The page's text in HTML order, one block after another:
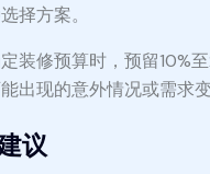
择方案。
装修预算时，预留10%
出现的意外情况或需求变
议